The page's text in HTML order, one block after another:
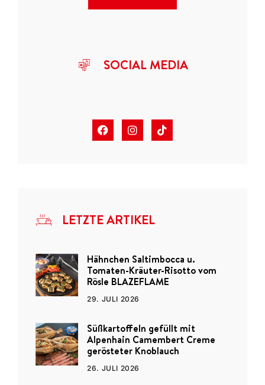
SOCIAL MEDIA
LETZTE ARTIKEL
Hähnchen Saltimbocca u.
Tomaten-Kräuter-Risotto vom
Rösle BLAZEFLAME
29. JULI 2026
Süßkartoffeln gefüllt mit
Alpenhain Camembert Creme
gerösteter Knoblauch
26. JULI 2026